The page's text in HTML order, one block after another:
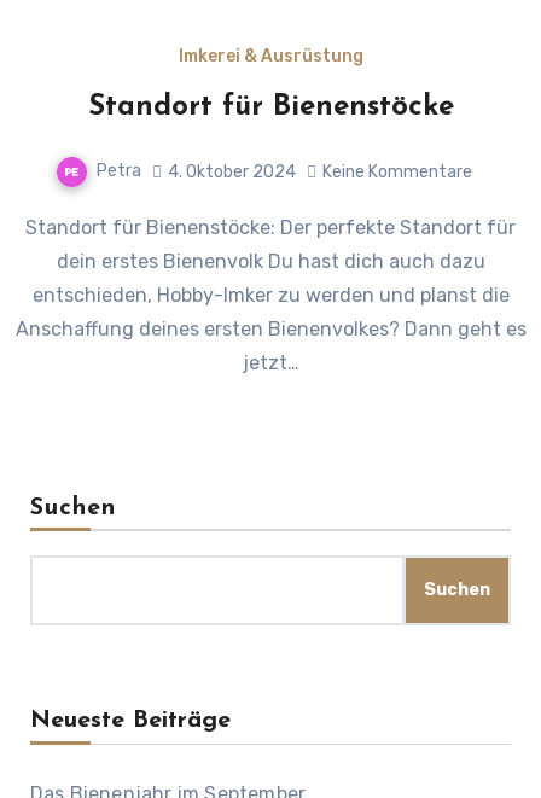
Imkerei & Ausrüstung
Standort für Bienenstöcke
Petra 4. Oktober 2024 Keine Kommentare
Standort für Bienenstöcke: Der perfekte Standort für
dein erstes Bienenvolk Du hast dich auch dazu
entschieden, Hobby-Imker zu werden und planst die
Anschaffung deines ersten Bienenvolkes? Dann geht es
jetzt…
Suchen
Suchen
Neueste Beiträge